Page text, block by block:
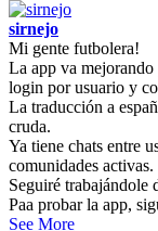
sirnejo
Mi gente futbolera!
La app va
login por usuario y
La traducción a
cruda.
Ya tiene chats entre
comunidades activas.
Seguiré trabajándole
Paa probar la app,
See More